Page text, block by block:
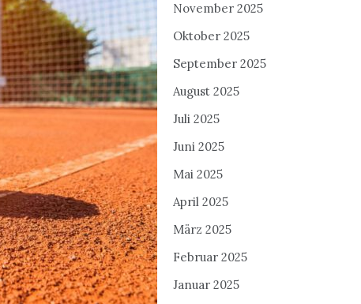
November 2025
Oktober 2025
September 2025
August 2025
Juli 2025
Juni 2025
Mai 2025
April 2025
März 2025
Februar 2025
Januar 2025